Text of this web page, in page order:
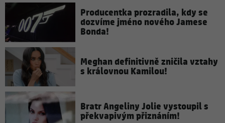
Producentka prozradila, kdy se
dozvíme jméno nového Jamese
Bonda!
Meghan definitivně zničila vztahy
s královnou Kamilou!
Bratr Angeliny Jolie vystoupil s
překvapivým přiznáním!